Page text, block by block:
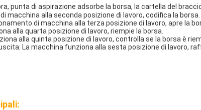
punta di aspirazione adsorbe la borsa, la cartella del
macchina alla seconda posizione di lavoro, codifica la borsa.
di macchina alla terza posizione di lavoro, apre la
alla quarta posizione di lavoro, riempie la borsa.
alla quinta posizione di lavoro, controlla se la borsa è
La macchina funziona alla sesta posizione di lavoro,